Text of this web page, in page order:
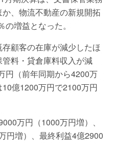
、物流不動産の新規開拓
増益となった。
顧客の在庫が減少したほ
料・貸倉庫料収入が減
円（前年同期から4200万
億1200万円で2100万円
万円（1000万円増）、
円増）、最終利益4億2900